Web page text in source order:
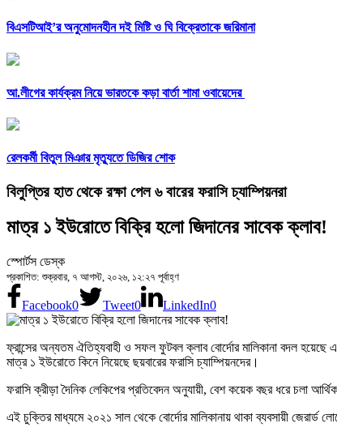
বিএসটিআই’র অনুমোদনহীন দই মিষ্টি ও ঘি বিক্রেতাকে জরিমানা
আ.লীগের কার্যক্রম নিয়ে ভারতকে কড়া বার্তা শামা ওবায়েদের
রেলকর্মী বিতুল মিঞার মৃত্যুতে ডিজির শোক
বিলুপ্তির হাত থেকে রক্ষা পেল ৬ বারের ফরাসি চ্যাম্পিয়নরা
মাত্র ১ ইউরোতে বিক্রি হলো জিদানের সাবেক ক্লাব!
স্পোর্টস ডেস্ক
প্রকাশিত: শুক্রবার, ৭ আগস্ট, ২০২৬, ১২:২৭ পূর্বাহ্ণ
Facebook0 Tweet0 LinkedIn0
ফ্রান্সের অন্যতম ঐতিহ্যবাহী ও সফল ফুটবল ক্লাব বোর্দোর মালিকানা বদল হয়েছে
মাত্র ১ ইউরোতে কিনে নিয়েছে ছয়বারের ফরাসি চ্যাম্পিয়নদের।
ফরাসি ক্রীড়া দৈনিক লেকিপের প্রতিবেদন অনুযায়ী, বেশ কয়েক বছর ধরে চলা
এই চুক্তির মাধ্যমে ২০২১ সাল থেকে বোর্দোর মালিকানায় থাকা ব্যবসায়ী জেরার্ড